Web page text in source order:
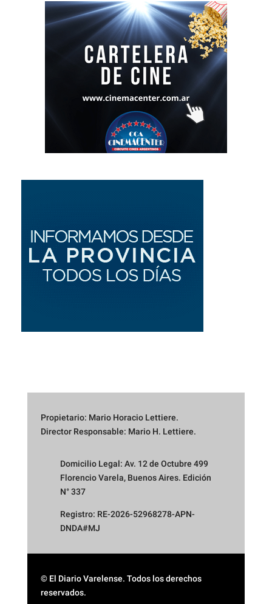
Propietario: Mario Horacio Lettiere.
Director Responsable: Mario H. Lettiere.
Domicilio Legal: Av. 12 de Octubre 499
Florencio Varela, Buenos Aires. Edición
N° 337
Registro: RE-2026-52968278-APN-
DNDA#MJ
© El Diario Varelense. Todos los derechos
reservados.